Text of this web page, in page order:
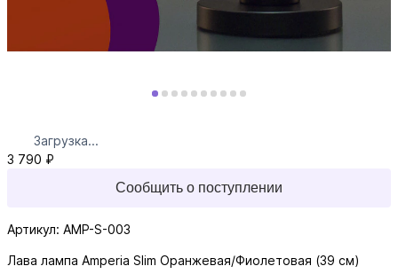
Загрузка...
3 790 ₽
Сообщить о поступлении
Артикул: AMP-S-003
Лава лампа Amperia Slim Оранжевая/Фиолетовая (39 см)